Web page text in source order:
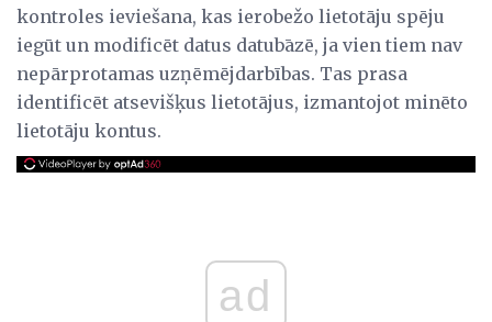
kontroles ieviešana, kas ierobežo lietotāju spēju
iegūt un modificēt datus datubāzē, ja vien tiem nav
nepārprotamas uzņēmējdarbības. Tas prasa
identificēt atsevišķus lietotājus, izmantojot minēto
lietotāju kontus.
ad